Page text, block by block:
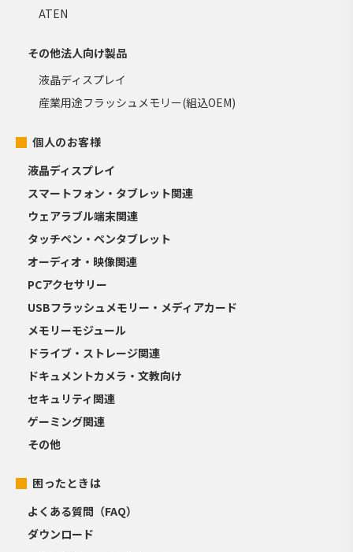
ATEN
その他法人向け製品
液晶ディスプレイ
産業用途フラッシュメモリー(組込OEM)
個人のお客様
液晶ディスプレイ
スマートフォン・タブレット関連
ウェアラブル端末関連
タッチペン・ペンタブレット
オーディオ・映像関連
PCアクセサリー
USBフラッシュメモリー・メディアカード
メモリーモジュール
ドライブ・ストレージ関連
ドキュメントカメラ・文教向け
セキュリティ関連
ゲーミング関連
その他
困ったときは
よくある質問（FAQ）
ダウンロード